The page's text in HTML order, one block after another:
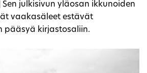
julkisivun yläosan ikkunoiden
vaakasäleet estävät
pääsyä kirjastosaliin.